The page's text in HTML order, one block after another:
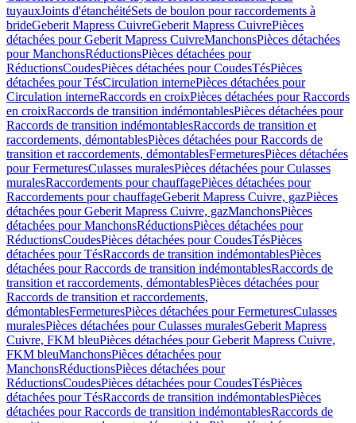
tuyauxJoints d'étanchéitéSets de boulon pour raccordements à
brideGeberit Mapress CuivreGeberit Mapress CuivrePièces
détachées pour Geberit Mapress CuivreManchonsPièces détachées
pour ManchonsRéductionsPièces détachées pour
RéductionsCoudesPièces détachées pour CoudesTésPièces
détachées pour TésCirculation internePièces détachées pour
Circulation interneRaccords en croixPièces détachées pour Raccords
en croixRaccords de transition indémontablesPièces détachées pour
Raccords de transition indémontablesRaccords de transition et
raccordements, démontablesPièces détachées pour Raccords de
transition et raccordements, démontablesFermeturesPièces détachées
pour FermeturesCulasses muralesPièces détachées pour Culasses
muralesRaccordements pour chauffagePièces détachées pour
Raccordements pour chauffageGeberit Mapress Cuivre, gazPièces
détachées pour Geberit Mapress Cuivre, gazManchonsPièces
détachées pour ManchonsRéductionsPièces détachées pour
RéductionsCoudesPièces détachées pour CoudesTésPièces
détachées pour TésRaccords de transition indémontablesPièces
détachées pour Raccords de transition indémontablesRaccords de
transition et raccordements, démontablesPièces détachées pour
Raccords de transition et raccordements,
démontablesFermeturesPièces détachées pour FermeturesCulasses
muralesPièces détachées pour Culasses muralesGeberit Mapress
Cuivre, FKM bleuPièces détachées pour Geberit Mapress Cuivre,
FKM bleuManchonsPièces détachées pour
ManchonsRéductionsPièces détachées pour
RéductionsCoudesPièces détachées pour CoudesTésPièces
détachées pour TésRaccords de transition indémontablesPièces
détachées pour Raccords de transition indémontablesRaccords de